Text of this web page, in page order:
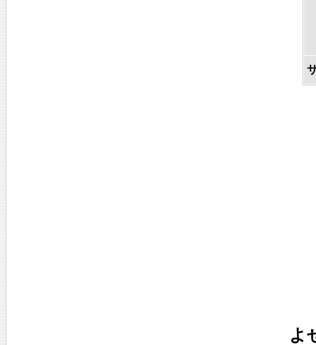
よ